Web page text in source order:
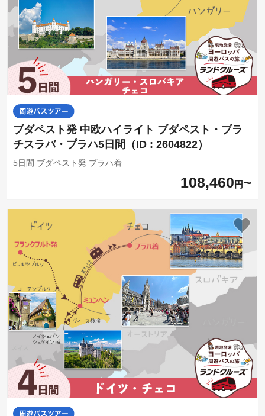
ブダペスト発 中欧ハイライト ブダペスト・ブラ
チスラバ・プラハ5日間（ID : 2604822）
5日間 ブダペスト発 プラハ着
108,460 円